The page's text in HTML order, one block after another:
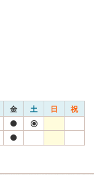
金 土 日 祝